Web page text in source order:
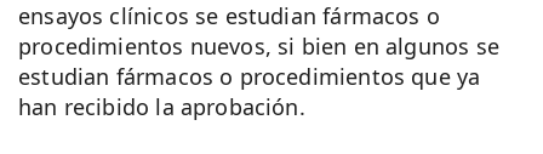
ensayos clínicos se estudian fármacos o
procedimientos nuevos, si bien en algunos se
estudian fármacos o procedimientos que ya
han recibido la aprobación.